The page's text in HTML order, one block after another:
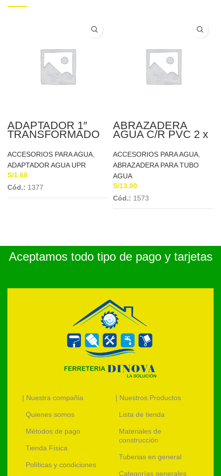
ADAPTADOR 1″
TRANSFORMADO
ACCESORIOS PARA AGUA
ADAPTADOR AGUA UPR
S/1.60
Cód.: 1377
ABRAZADERA
AGUA C/R PVC 2 x
ACCESORIOS PARA AGUA
ABRAZADERA PARA TUBO
AGUA
S/13.00
Cód.: 1573
Aceptamos todo tipo de pago y tarjetas
| Nuestra compañia
Quienes somos
Métodos de pago
Tienda Física
Políticas y condiciones
| Nuestros Productos
Lista de tienda
Materiales de
construcción
Tuberias en general
Categorías generales